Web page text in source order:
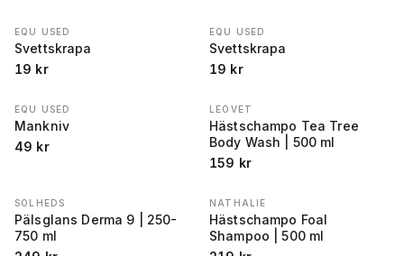
EQU USED
Svettskrapa
19 kr
EQU USED
Svettskrapa
19 kr
EQU USED
Mankniv
49 kr
LEOVET
Hästschampo Tea Tree
Body Wash | 500 ml
159 kr
SOLHEDS
Pälsglans Derma 9 | 250-
750 ml
NATHALIE
Hästschampo Foal
Shampoo | 500 ml